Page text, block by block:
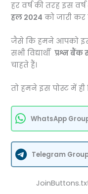
हर वर्ष की तरह इस
हल 2024 को जारी कर
जैसे कि हमने आपको इस
सभी विद्यार्थीप्रश्न बैंक
चाहते हैं।
तो हमने इस पोस्ट में ही
WhatsApp
Telegram